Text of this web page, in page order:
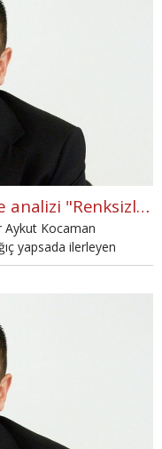
Uğur Meleke'den Fenerbahçe analizi "Renksizler.."
Aykut Kocaman
yapsada ilerleyen
çıkışa geçti.